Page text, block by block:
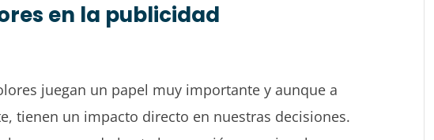
en la publicidad
juegan un papel muy importante y aunque a
tienen un impacto directo en nuestras decisiones.